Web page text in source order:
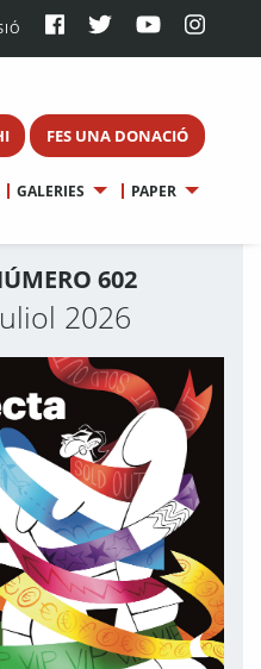
FES UNA DONACIÓ
GALERIES PAPER
602
2026